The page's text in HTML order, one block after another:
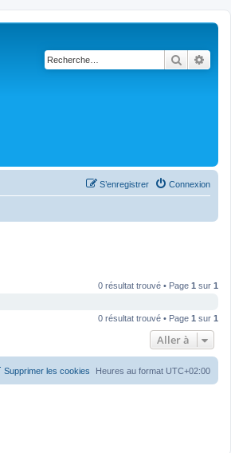
Connexion
S’enregistrer
0 résultat trouvé • Page 1 sur 1
0 résultat trouvé • Page 1 sur 1
Aller à
Heures au format UTC+02:00
Supprimer les cookies